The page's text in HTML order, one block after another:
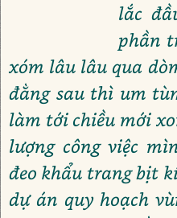
lắc
phần
xóm lâu lâu qua
đằng sau thì um
làm tới chiều mới
lượng công việc
đeo khẩu trang bịt
dự án quy hoạch